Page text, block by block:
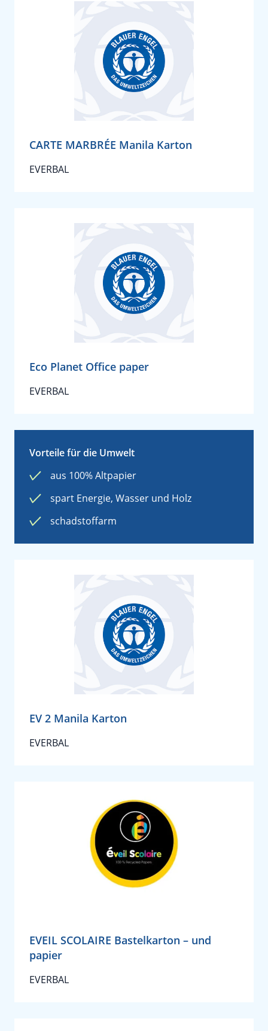
CARTE MARBRÉE Manila Karton
EVERBAL
Eco Planet Office paper
EVERBAL
Vorteile für die Umwelt
aus 100% Altpapier
spart Energie, Wasser und Holz
schadstoffarm
EV 2 Manila Karton
EVERBAL
EVEIL SCOLAIRE Bastelkarton – und
papier
EVERBAL